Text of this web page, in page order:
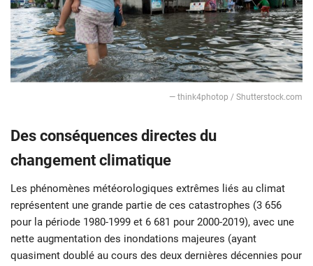
— think4photop / Shutterstock.com
Des conséquences directes du
changement climatique
Les phénomènes météorologiques extrêmes liés au climat
représentent une grande partie de ces catastrophes (3 656
pour la période 1980-1999 et 6 681 pour 2000-2019), avec une
nette augmentation des inondations majeures (ayant
quasiment doublé au cours des deux dernières décennies pour